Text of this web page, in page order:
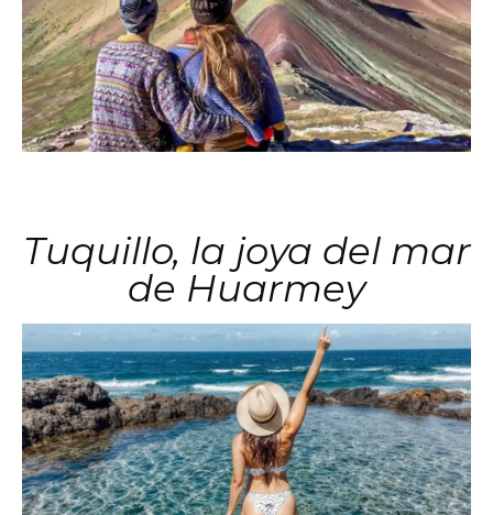
Tuquillo, la joya del mar
de Huarmey